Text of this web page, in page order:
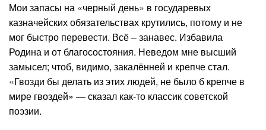
Мои запасы на «черный день» в государевых
казначейских обязательствах крутились, потому и не
мог быстро перевести. Всё – занавес. Избавила
Родина и от благосостояния. Неведом мне высший
замысел; чтоб, видимо, закалённей и крепче стал.
«Гвозди бы делать из этих людей, не было б крепче в
мире гвоздей» — сказал как-то классик советской
поэзии.